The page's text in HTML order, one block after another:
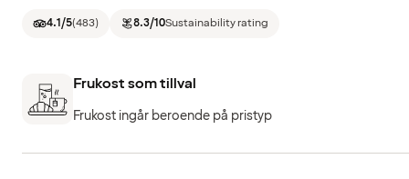
4.1/5(483) 8.3/10Sustainability rating
Frukost som tillval
Frukost ingår beroende på pristyp